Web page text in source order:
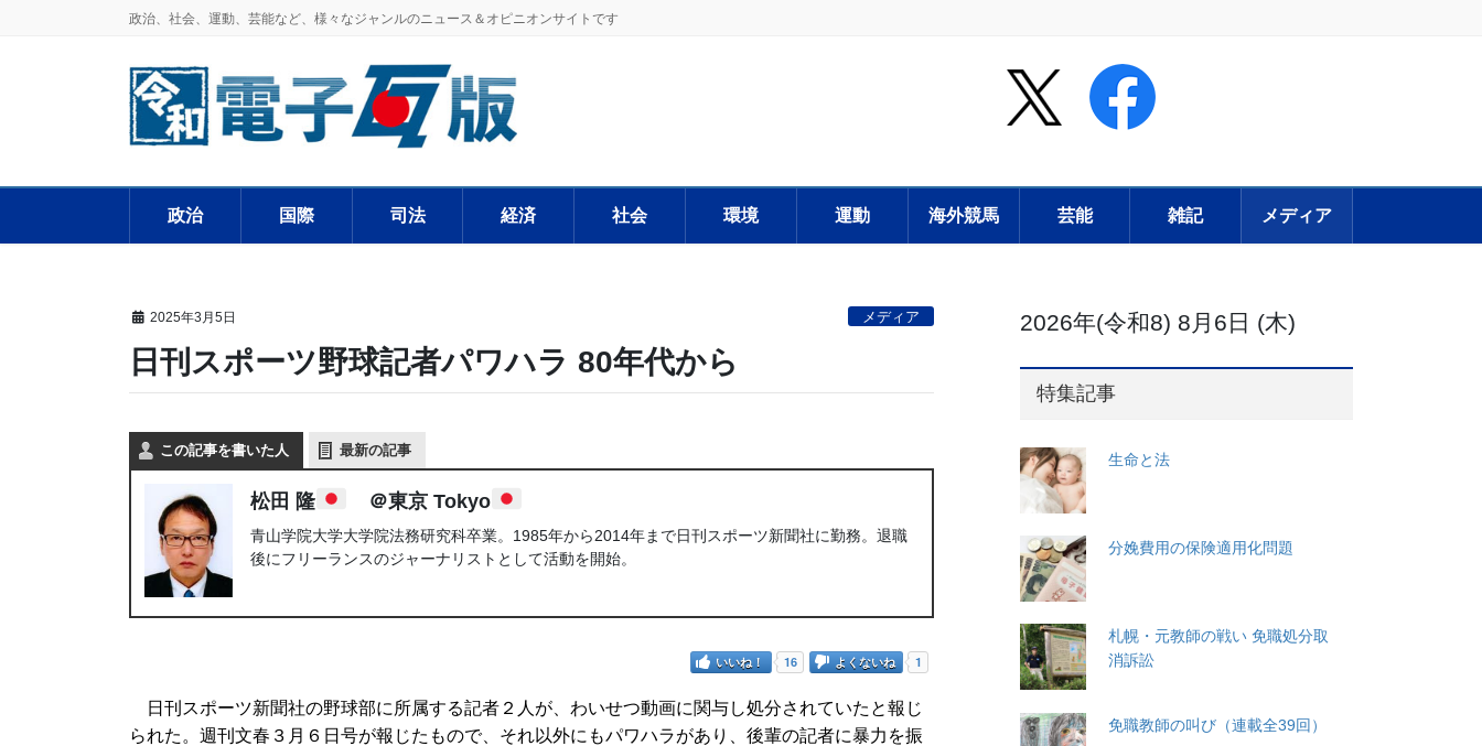
政治、社会、運動、芸能など、様々なジャンルのニュース＆オピニオンサイトです
政治 国際 司法 経済 社会 環境 運動 海外競馬 芸能 雑記 メディア
2025年3月5日 メディア
日刊スポーツ野球記者パワハラ 80年代から
この記事を書いた人 最新の記事
松田 隆 ＠東京 Tokyo
青山学院大学大学院法務研究科卒業。1985年から2014年まで日刊スポーツ新聞社に勤務。退職
後にフリーランスのジャーナリストとして活動を開始。
いいね！ 16 よくないね 1
日刊スポーツ新聞社の野球部に所属する記者２人が、わいせつ動画に関与し処分されていたと報じ
られた。週刊文春３月６日号が報じたもので、それ以外にもパワハラがあり、後輩の記者に暴力を振
2026年(令和8) 8月6日 (木)
特集記事
生命と法
分娩費用の保険適用化問題
札幌・元教師の戦い 免職処分取
消訴訟
免職教師の叫び（連載全39回）